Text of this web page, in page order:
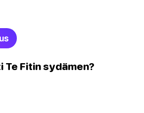
Te Fitin sydämen?